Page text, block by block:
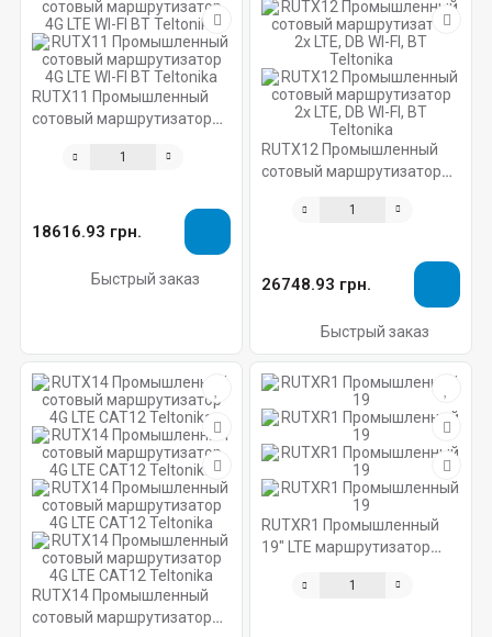
RUTX11 Промышленный
сотовый маршрутизатор
18616.93 грн.
Быстрый заказ
RUTX12 Промышленный
сотовый маршрутизатор
Teltonika
26748.93 грн.
Быстрый заказ
RUTX14 Промышленный
сотовый маршрутизатор
RUTXR1 Промышленный
19" LTE маршрутизатор